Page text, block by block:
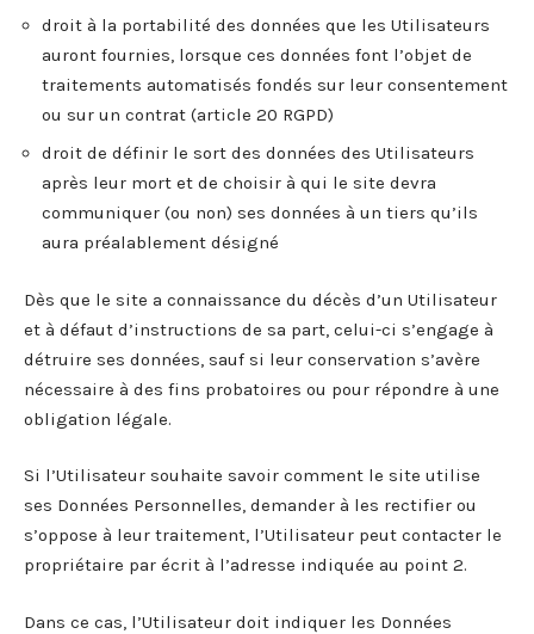
droit à la portabilité des données que les Utilisateurs
auront fournies, lorsque ces données font l’objet de
traitements automatisés fondés sur leur consentement
ou sur un contrat (article 20 RGPD)
droit de définir le sort des données des Utilisateurs
après leur mort et de choisir à qui le site devra
communiquer (ou non) ses données à un tiers qu’ils
aura préalablement désigné
Dès que le site a connaissance du décès d’un Utilisateur
et à défaut d’instructions de sa part, celui-ci s’engage à
détruire ses données, sauf si leur conservation s’avère
nécessaire à des fins probatoires ou pour répondre à une
obligation légale.
Si l’Utilisateur souhaite savoir comment le site utilise
ses Données Personnelles, demander à les rectifier ou
s’oppose à leur traitement, l’Utilisateur peut contacter le
propriétaire par écrit à l’adresse indiquée au point 2.
Dans ce cas, l’Utilisateur doit indiquer les Données